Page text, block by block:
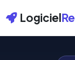
Logiciel